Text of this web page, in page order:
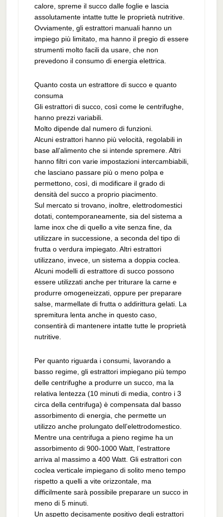
calore, spreme il succo dalle foglie e lascia
assolutamente intatte tutte le proprietà nutritive.
Ovviamente, gli estrattori manuali hanno un
impiego più limitato, ma hanno il pregio di essere
strumenti molto facili da usare, che non
prevedono il consumo di energia elettrica.
Quanto costa un estrattore di succo e quanto
consuma
Gli estrattori di succo, così come le centrifughe,
hanno prezzi variabili.
Molto dipende dal numero di funzioni.
Alcuni estrattori hanno più velocità, regolabili in
base all’alimento che si intende spremere. Altri
hanno filtri con varie impostazioni intercambiabili,
che lasciano passare più o meno polpa e
permettono, così, di modificare il grado di
densità del succo a proprio piacimento.
Sul mercato si trovano, inoltre, elettrodomestici
dotati, contemporaneamente, sia del sistema a
lame inox che di quello a vite senza fine, da
utilizzare in successione, a seconda del tipo di
frutta o verdura impiegato. Altri estrattori
utilizzano, invece, un sistema a doppia coclea.
Alcuni modelli di estrattore di succo possono
essere utilizzati anche per triturare la carne e
produrre omogeneizzati, oppure per preparare
salse, marmellate di frutta o addirittura gelati. La
spremitura lenta anche in questo caso,
consentirà di mantenere intatte tutte le proprietà
nutritive.
Per quanto riguarda i consumi, lavorando a
basso regime, gli estrattori impiegano più tempo
delle centrifughe a produrre un succo, ma la
relativa lentezza (10 minuti di media, contro i 3
circa della centrifuga) è compensata dal basso
assorbimento di energia, che permette un
utilizzo anche prolungato dell’elettrodomestico.
Mentre una centrifuga a pieno regime ha un
assorbimento di 900-1000 Watt, l’estrattore
arriva al massimo a 400 Watt. Gli estrattori con
coclea verticale impiegano di solito meno tempo
rispetto a quelli a vite orizzontale, ma
difficilmente sarà possibile preparare un succo in
meno di 5 minuti.
Un aspetto decisamente positivo degli estrattori